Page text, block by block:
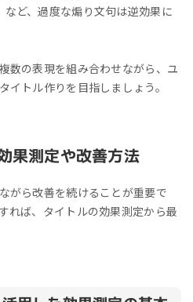
など、過度な煽り文句は逆効果に
数の表現を組み合わせながら、ユ
イトル作りを目指しましょう。
果測定や改善方法
がら改善を続けることが重要で
れば、タイトルの効果測定から最